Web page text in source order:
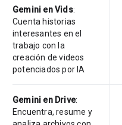
Gemini en Vids:
Cuenta historias
interesantes en el
trabajo con la
creación de videos
potenciados por IA
Gemini en Drive:
Encuentra, resume y